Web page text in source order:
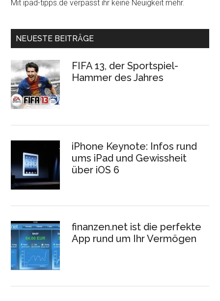
Mit ipad-tipps.de verpasst ihr keine Neuigkeit mehr.
NEUESTE BEITRÄGE
FIFA 13, der Sportspiel-
Hammer des Jahres
iPhone Keynote: Infos rund
ums iPad und Gewissheit
über iOS 6
finanzen.net ist die perfekte
App rund um Ihr Vermögen